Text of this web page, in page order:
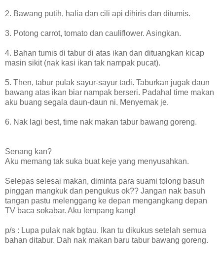
2. Bawang putih, halia dan cili api dihiris dan ditumis.
3. Potong carrot, tomato dan cauliflower. Asingkan.
4. Bahan tumis di tabur di atas ikan dan dituangkan kicap
masin sikit (nak kasi ikan tak nampak pucat).
5. Then, tabur pulak sayur-sayur tadi. Taburkan jugak daun
bawang atas ikan biar nampak berseri. Padahal time makan
aku buang segala daun-daun ni. Menyemak je.
6. Nak lagi best, time nak makan tabur bawang goreng.
Senang kan?
Aku memang tak suka buat keje yang menyusahkan.
Selepas selesai makan, diminta para suami tolong basuh
pinggan mangkuk dan pengukus ok?? Jangan nak basuh
tangan pastu melenggang ke depan mengangkang depan
TV baca sokabar. Aku lempang kang!
p/s : Lupa pulak nak bgtau. Ikan tu dikukus setelah semua
bahan ditabur. Dah nak makan baru tabur bawang goreng.